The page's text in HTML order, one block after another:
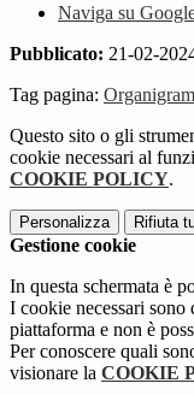
Naviga su
Pubblicato: 21-02-
Tag pagina:
Questo sito o gli
cookie necessari al
COOKIE POLICY.
Personalizza Rifiuta
Gestione cookie
In questa schermata è
I cookie necessari
piattaforma e non è
Per conoscere quali
visionare la COOKIE